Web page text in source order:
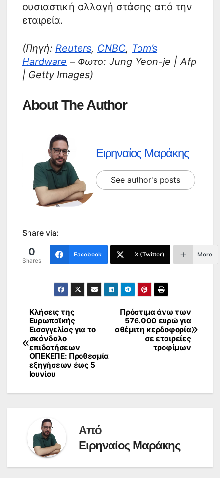
ουσιαστική αλλαγή στάσης από την
εταιρεία.
(Πηγή: Reuters, CNBC, Tom’s
Hardware – Φωτο: Jung Yeon-je | Afp
| Getty Images)
About The Author
Ειρηναίος Μαράκης
See author's posts
Share via:
0
Shares
Facebook X (Twitter) More
Πλοήγηση
άρθρων
Πρόστιμα άνω των
576.000 ευρώ για
αθέμιτη κερδοφορία
σε εταιρείες
τροφίμων
Κλήσεις της
Ευρωπαϊκής
Εισαγγελίας για το
σκάνδαλο
επιδοτήσεων
ΟΠΕΚΕΠΕ: Προθεσμία
εξηγήσεων έως 5
Ιουνίου
Από
Ειρηναίος Μαράκης